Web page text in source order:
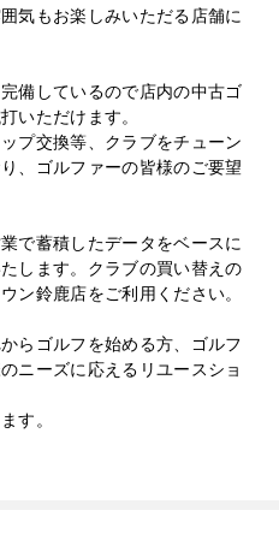
気もお楽しみいただる店舗に
備しているので店内の中古ゴ
いただけます。
プ交換等、クラブをチューン
、ゴルファーの皆様のご要望
で蓄積したデータをベースに
します。クラブの買い替えの
ン鈴鹿店をご利用ください。
らゴルフを始める方、ゴルフ
ニーズに応えるリユースショ
す。